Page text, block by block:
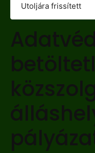
Utoljára frissített